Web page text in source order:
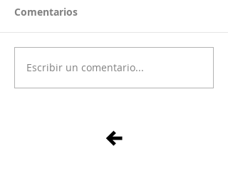
Comentarios
Escribir un comentario...